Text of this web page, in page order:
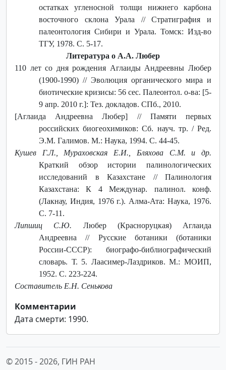
остатках угленосной толщи нижнего карбона
восточного склона Урала // Стратиграфия и
палеонтология Сибири и Урала. Томск: Изд-во
ТГУ, 1978. С. 5-17.
Литература о А.А. Любер
110 лет со дня рождения Аглаиды Андреевны Любер
(1900-1990) // Эволюция органического мира и
биотические кризисы: 56 сес. Палеонтол. о-ва: [5-
9 апр. 2010 г.]: Тез. докладов. СПб., 2010.
[Аглаида Андреевна Любер] // Памяти первых
российских биогеохимиков: Сб. науч. тр. / Ред.
Э.М. Галимов. М.: Наука, 1994. С. 44-45.
Кушев Г.Л., Мураховская Е.И., Бляхова С.М. и др.
Краткий обзор истории палинологических
исследований в Казахстане // Палинология
Казахстана: К 4 Междунар. палинол. конф.
(Лакнау, Индия, 1976 г.). Алма-Ата: Наука, 1976.
С. 7-11.
Липшиц С.Ю. Любер (Красноруцкая) Аглаида
Андреевна // Русские ботаники (ботаники
России-СССР): биографо-библиографический
словарь. Т. 5. Лаасимер-Лаздриков. М.: МОИП,
1952. С. 223-224.
Составитель Е.Н. Сенькова
Комментарии
Дата смерти: 1990.
© 2015 -2026, ГИН РАН